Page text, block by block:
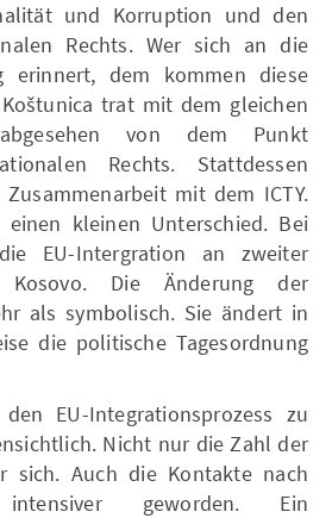
und Korruption und den
Rechts. Wer sich an die
erinnert, dem kommen diese
trat mit dem gleichen
von dem Punkt
Rechts. Stattdessen
mit dem ICTY.
kleinen Unterschied. Bei
EU-Intergration an zweiter
Die Änderung der
als symbolisch. Sie ändert in
die politische Tagesordnung
EU-Integrationsprozess zu
Nicht nur die Zahl der
sich. Auch die Kontakte nach
geworden. Ein